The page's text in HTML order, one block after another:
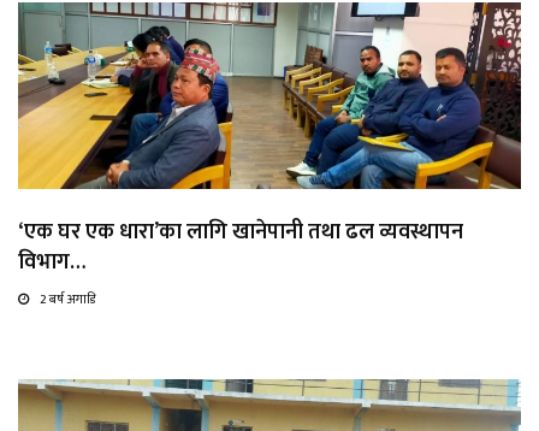
‘एक घर एक धारा’का लागि खानेपानी तथा ढल व्यवस्थापन
विभाग…
2 बर्ष अगाडि